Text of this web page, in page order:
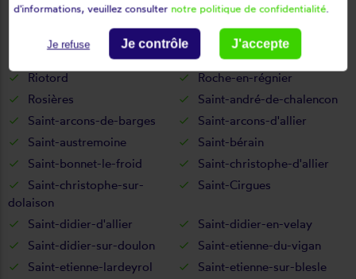
Prades
Présailles
Raucoules
Retournac
Riotord
Roche-en-régnier
Rosières
Saint-andré-de-chalencon
Saint-arcons-de-barges
Saint-arcons-d'allier
Saint-austremoine
Saint-bérain
Saint-bonnet-le-froid
Saint-christophe-d'allier
Saint-christophe-sur-
dolaison
Saint-Cirgues
Saint-didier-d'allier
Saint-didier-en-velay
Saint-didier-sur-doulon
Saint-etienne-du-vigan
Saint-etienne-lardeyrol
Saint-etienne-sur-blesle
d'informations, veuillez consulter notre politique de confidentialité.
Je refuse Je contrôle J'accepte